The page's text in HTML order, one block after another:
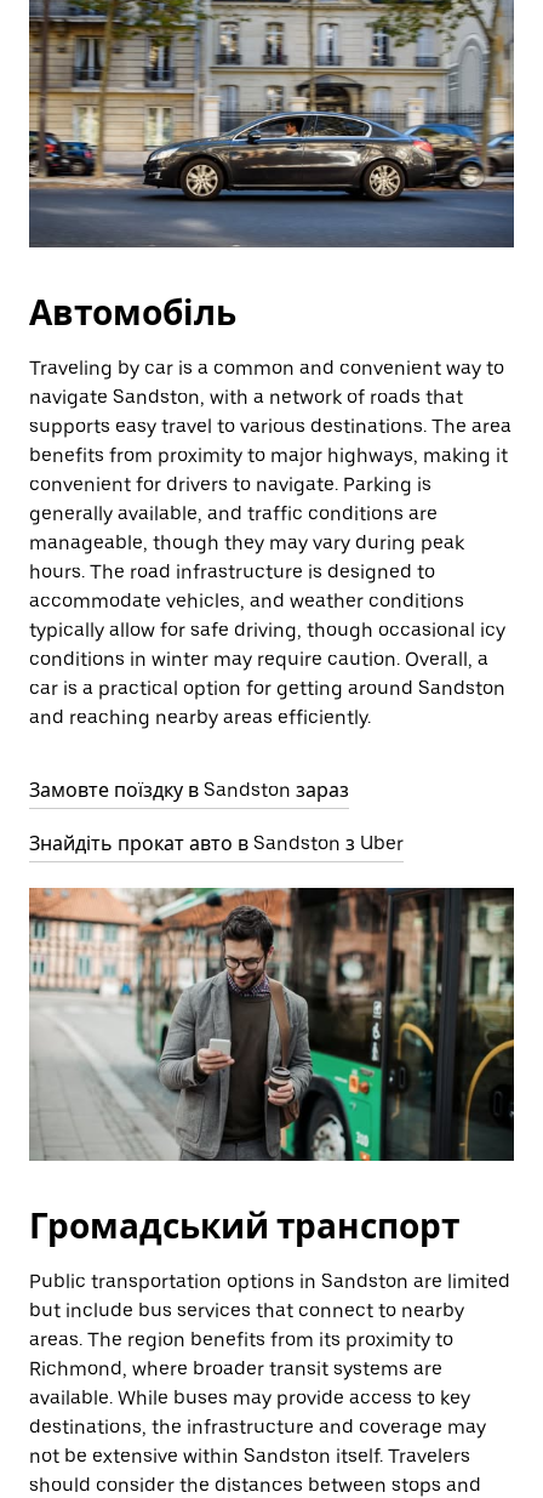
Автомобіль
Traveling by car is a common and convenient way to
navigate Sandston, with a network of roads that
supports easy travel to various destinations. The area
benefits from proximity to major highways, making it
convenient for drivers to navigate. Parking is
generally available, and traffic conditions are
manageable, though they may vary during peak
hours. The road infrastructure is designed to
accommodate vehicles, and weather conditions
typically allow for safe driving, though occasional icy
conditions in winter may require caution. Overall, a
car is a practical option for getting around Sandston
and reaching nearby areas efficiently.
Замовте поїздку в Sandston зараз
Знайдіть прокат авто в Sandston з Uber
Громадський транспорт
Public transportation options in Sandston are limited
but include bus services that connect to nearby
areas. The region benefits from its proximity to
Richmond, where broader transit systems are
available. While buses may provide access to key
destinations, the infrastructure and coverage may
not be extensive within Sandston itself. Travelers
should consider the distances between stops and